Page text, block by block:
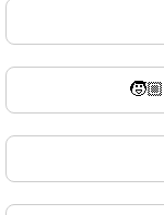
🧒🏼